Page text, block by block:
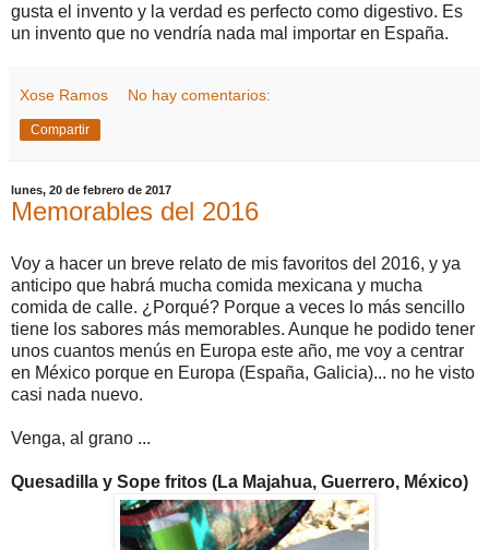
gusta el invento y la verdad es perfecto como digestivo. Es
un invento que no vendría nada mal importar en España.
Xose Ramos No hay comentarios:
Compartir
lunes, 20 de febrero de 2017
Memorables del 2016
Voy a hacer un breve relato de mis favoritos del 2016, y ya
anticipo que habrá mucha comida mexicana y mucha
comida de calle. ¿Porqué? Porque a veces lo más sencillo
tiene los sabores más memorables. Aunque he podido tener
unos cuantos menús en Europa este año, me voy a centrar
en México porque en Europa (España, Galicia)... no he visto
casi nada nuevo.
Venga, al grano ...
Quesadilla y Sope fritos (La Majahua, Guerrero, México)